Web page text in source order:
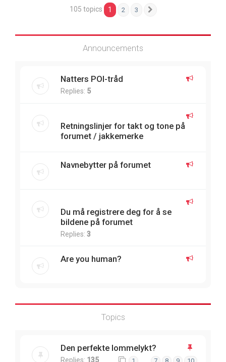
105 topics 1 2 3
Announcements
Natters POI-tråd
Replies: 5
Retningslinjer for takt og tone på
forumet / jakkemerke
Navnebytter på forumet
Du må registrere deg for å se
bildene på forumet
Replies: 3
Are you human?
Topics
Den perfekte lommelykt?
Replies: 135